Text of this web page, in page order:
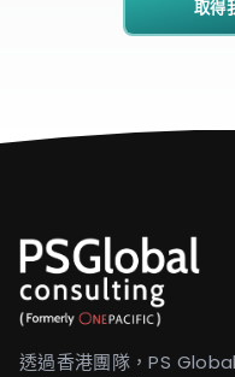
取得
透過香港團隊，PS